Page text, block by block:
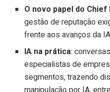
O novo papel do
gestão de reputação
frente aos avanços da
IA na prática:
especialistas de
segmentos, trazendo